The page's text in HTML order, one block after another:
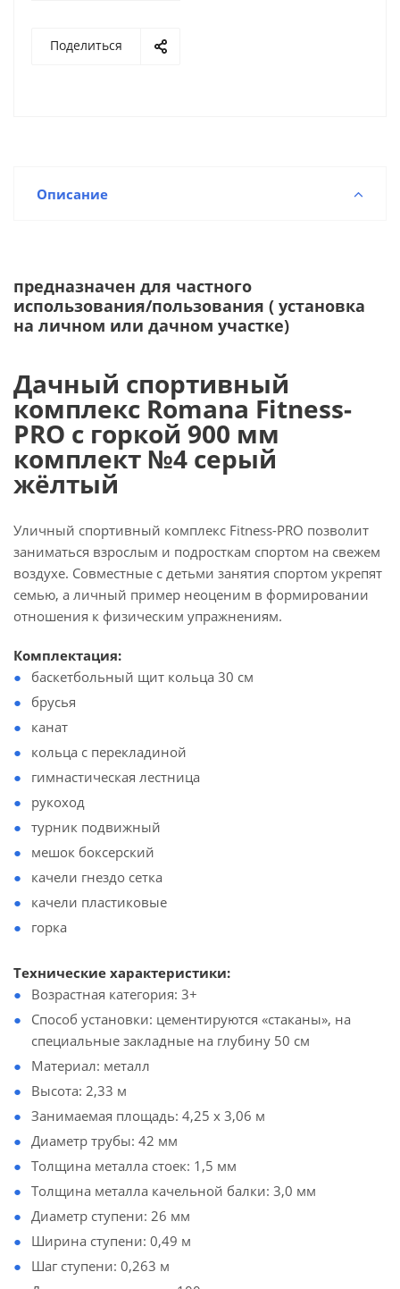
Поделиться
Описание
предназначен для частного
использования/пользования ( установка
на личном или дачном участке)
Дачный спортивный
комплекс Romana Fitness-
PRO с горкой 900 мм
комплект №4 серый
жёлтый
Уличный спортивный комплекс Fitness-PRO позволит
заниматься взрослым и подросткам спортом на свежем
воздухе. Совместные с детьми занятия спортом укрепят
семью, а личный пример неоценим в формировании
отношения к физическим упражнениям.
Комплектация:
баскетбольный щит кольца 30 см
брусья
канат
кольца с перекладиной
гимнастическая лестница
рукоход
турник подвижный
мешок боксерский
качели гнездо сетка
качели пластиковые
горка
Технические характеристики:
Возрастная категория: 3+
Способ установки: цементируются «стаканы», на
специальные закладные на глубину 50 см
Материал: металл
Высота: 2,33 м
Занимаемая площадь: 4,25 х 3,06 м
Диаметр трубы: 42 мм
Толщина металла стоек: 1,5 мм
Толщина металла качельной балки: 3,0 мм
Диаметр ступени: 26 мм
Ширина ступени: 0,49 м
Шаг ступени: 0,263 м